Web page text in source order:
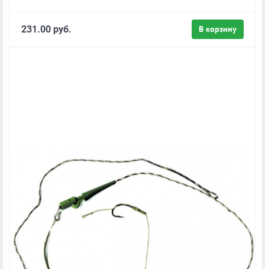
В корзину
231.00 руб.